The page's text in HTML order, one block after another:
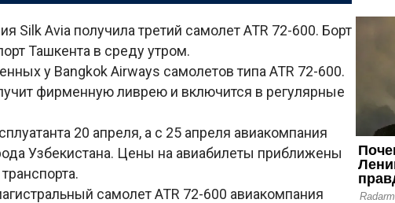
Silk Avia получила третий самолет ATR 72-600. Борт
Ташкента в среду утром.
у Bangkok Airways самолетов типа ATR 72-600.
фирменную ливрею и включится в регулярные
20 апреля, а с 25 апреля авиакомпания
Узбекистана. Цены на авиабилеты приближены
самолет ATR 72-600 авиакомпания